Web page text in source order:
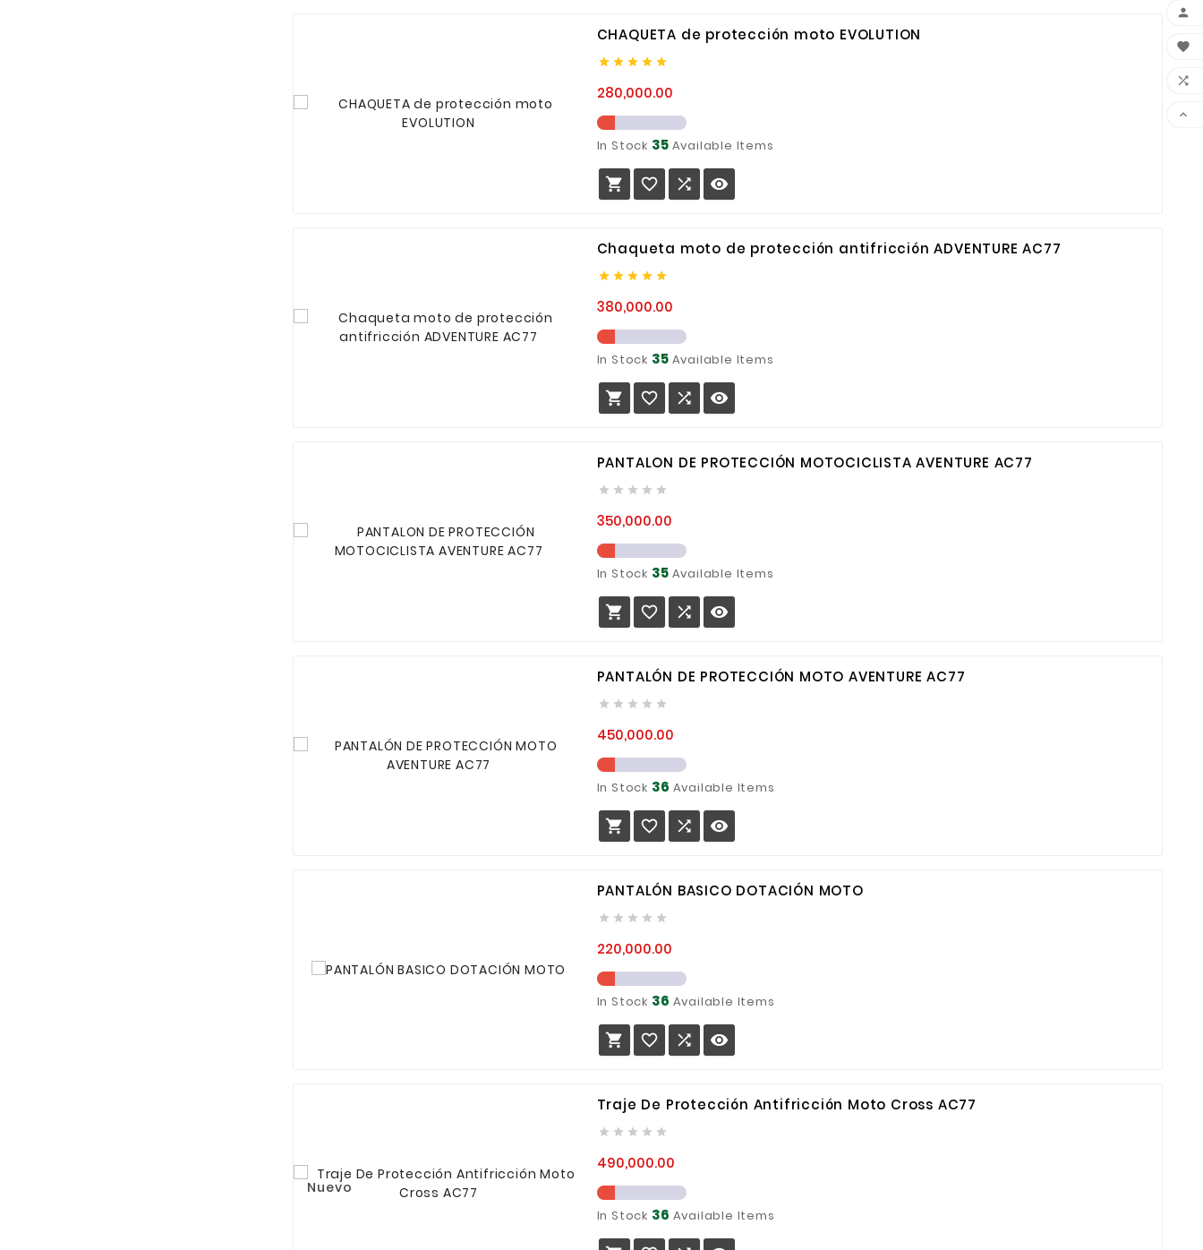
CHAQUETA de protección moto EVOLUTION
    
280,000.00
In Stock 35Available Items
   
Chaqueta moto de protección antifricción ADVENTURE AC77
    
380,000.00
In Stock 35Available Items
   
PANTALON DE PROTECCIÓN MOTOCICLISTA AVENTURE AC77
    
350,000.00
In Stock 35Available Items
   
PANTALÓN DE PROTECCIÓN MOTO AVENTURE AC77
    
450,000.00
In Stock 36 Available Items
   
PANTALÓN BASICO DOTACIÓN MOTO
    
220,000.00
In Stock 36 Available Items
   
Nuevo
Traje De Protección Antifricción Moto Cross AC77
    
490,000.00
In Stock 36 Available Items



